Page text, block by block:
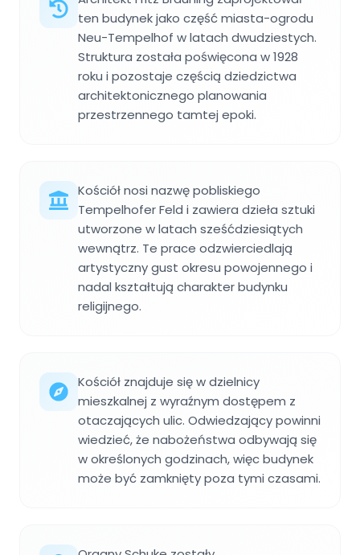
ten budynek jako część miasta-ogrodu
Neu-Tempelhof w latach dwudziestych.
Struktura została poświęcona w 1928
roku i pozostaje częścią dziedzictwa
architektonicznego planowania
przestrzennego tamtej epoki.
Kościół nosi nazwę pobliskiego
Tempelhofer Feld i zawiera dzieła sztuki
utworzone w latach sześćdziesiątych
wewnątrz. Te prace odzwierciedlają
artystyczny gust okresu powojennego i
nadal kształtują charakter budynku
religijnego.
Kościół znajduje się w dzielnicy
mieszkalnej z wyraźnym dostępem z
otaczających ulic. Odwiedzający powinni
wiedzieć, że nabożeństwa odbywają się
w określonych godzinach, więc budynek
może być zamknięty poza tymi czasami.